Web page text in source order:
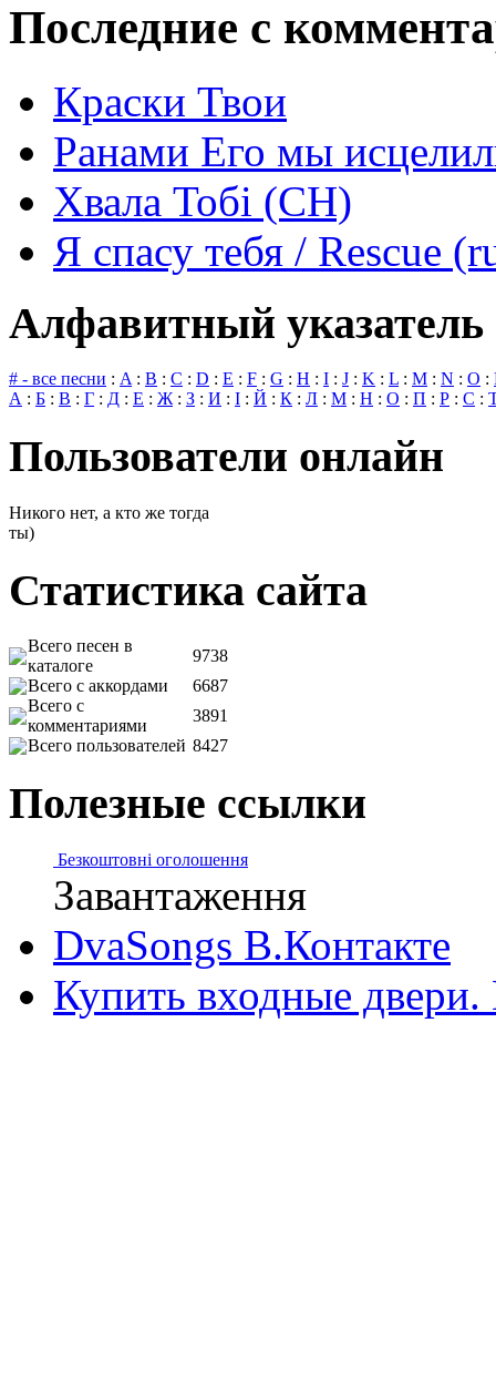
Последние с
Краски Твои
Ранами Его мы
Хвала Тобі (СН)
Я спасу тебя / Rescue
Алфавитный указатель
# - все песни : A : B : C : D : E : F : G : H : I : J : K : L : M : N : O :
А : Б : В : Г : Д : Е : Ж : З : И : І : Й : К : Л : М : Н : О : П : Р : С :
Пользователи онлайн
Никого нет, а кто же тогда
ты)
Статистика сайта
Всего песен в
каталоге
9738
Всего с аккордами
6687
Всего с
комментариями
3891
Всего пользователей 8427
Полезные ссылки
Безкоштовні оголошення
Завантаження
DvaSongs В.Контакте
Купить входные двери.